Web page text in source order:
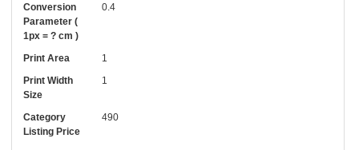
Uygulaması standart duvar kağıdı ile aynıdır. Siparişiniz ile birlikte
uygulama kılavuzu da gönderilecektir.
arayıp talebinizi iletebilirsiniz.
• Görselde düzenleme yaptırmak istiyorsanız yine bize telefon
numaramızdan ulaşabilirsiniz.
Conversion
Parameter (
1px = ? cm )
0.4
Print Area
1
Print Width
Size
1
Category
Listing Price
490